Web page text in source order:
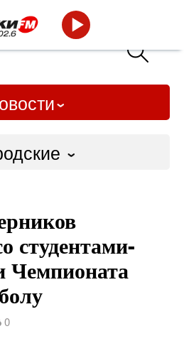
Дело
ВТРК
студентами-
Чемпионата
0